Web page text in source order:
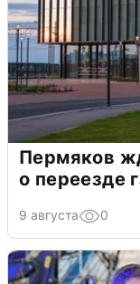
Пермяков
о переезде
9 августа 0